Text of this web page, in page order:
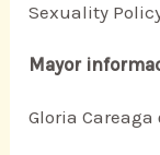
Sexuality
Mayor
Gloria Careaga